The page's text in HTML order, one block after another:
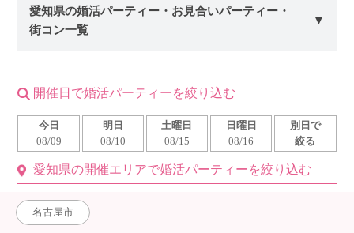
よくあるご質問
お問い合わせ
利用規約
個人情報保護方針launch
子どもの安全基準に関するポリシー
愛知県の婚活パーティー・お見合いパーティー・
街コン一覧
開催日で婚活パーティーを絞り込む
今日
08/09
明日
08/10
土曜日
08/15
日曜日
08/16
別日で
絞る
愛知県の開催エリアで婚活パーティーを絞り込む
名古屋市